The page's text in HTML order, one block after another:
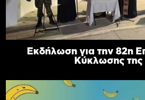
Εκδήλωση για την 82η
Κύκλωσης